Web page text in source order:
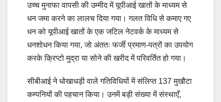
उच्च मुनाफा वापसी की उम्मीद में यूपीआई खातों के माध्यम से
धन जमा करने का लालच दिया गया। गलत विधि से कमाए गए
धन को यूपीआई खातों के एक जटिल नेटवर्क के माध्यम से
धनशोधन किया गया, जो अंततः फर्जी प्रमाण-पत्रों का उपयोग
करके क्रिप्टो मुद्रा या सोने की खरीद में परिवर्तित हो गया।
सीबीआई ने धोखाधड़ी वाले गतिविधियों में संलिप्त 137 मुखौटा
कम्पनियों की पहचान किया। उनमें बड़ी संख्या में संस्थाएँ,